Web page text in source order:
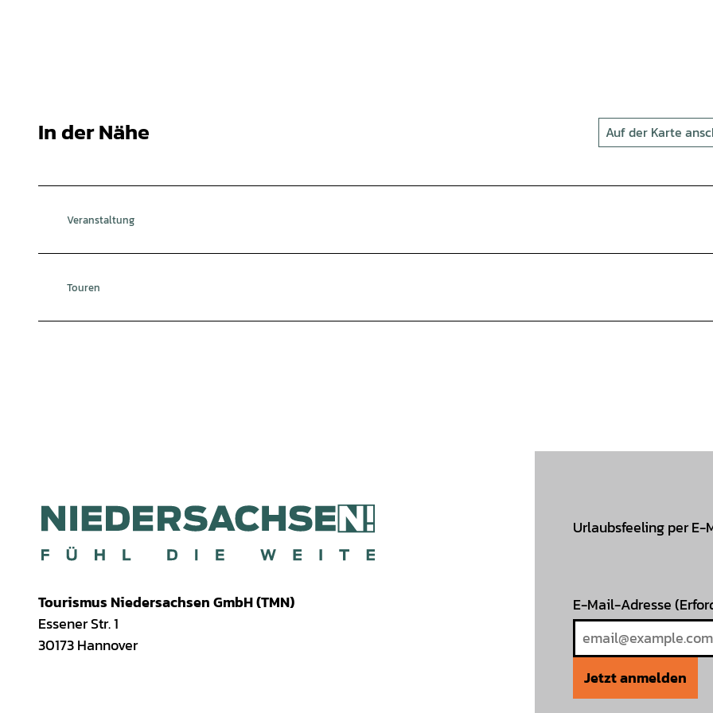
In der Nähe Auf der Karte
Veranstaltung
Touren
Tourismus Niedersachsen GmbH (TMN)
Essener Str. 1
30173 Hannover
Urlaubsfeeling per E-
E-Mail-Adresse
Jetzt anmelden